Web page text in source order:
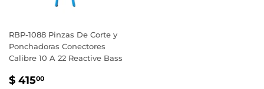
RBP-1088 Pinzas De Corte y
Ponchadoras Conectores
Calibre 10 A 22 Reactive Bass
PRECIO
$ 41500